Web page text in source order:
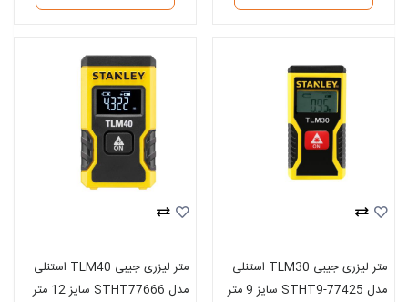
متر لیزری جیبی TLM30 استنلی
مدل STHT9-77425 سایز 9 متر
متر لیزری جیبی TLM40 استنلی
مدل STHT77666 سایز 12 متر